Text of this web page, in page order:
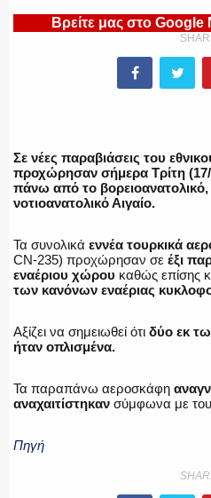
ΕΛΛΗΝΙΚΗ ΑΣΤΥΝΟΜΙΑ
ΠΥΡΟΣΒΕΣΤΙΚΗ
ΛΙΜΕΝΙΚΟ
ΕΝΟΠΛΕΣ ΔΥΝΑΜΕΙΣ
Βρείτε μας στο
Σε νέες παραβιάσεις του
προχώρησαν σήμερα Τρίτη
πάνω από το βορειοανατολικό,
νοτιοανατολικό Αιγαίο.
Τα συνολικά εννέα τουρκικά
CN-235) προχώρησαν σε έξι
εναέριου χώρου καθώς επίσης
των κανόνων εναέριας
Αξίζει να σημειωθεί ότι δύο εκ
ήταν οπλισμένα.
Τα παραπάνω αεροσκάφη
αναχαιτίστηκαν σύμφωνα με
Πηγή